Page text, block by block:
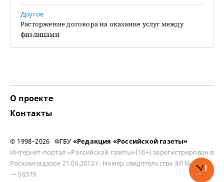
Другое
Расторжение договора на оказание услуг между
физлицами
О проекте
Контакты
© 1998–2026 ФГБУ «Редакция «Российской газеты»
Интернет-портал «Российской газеты»(16+) зарегистрирован в
Роскомнадзоре 21.06.2012 г. Номер свидетельства ЭЛ № ФС 77
— 50379.